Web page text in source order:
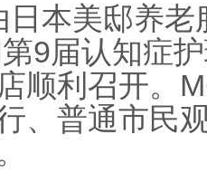
日本美邸养
9届认知症
顺利召开。
、普通市民